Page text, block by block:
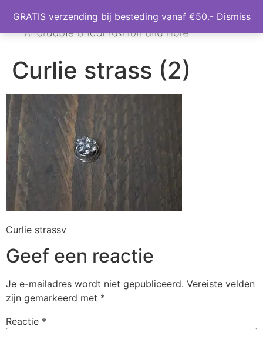
Curlie strass (2)
Curlie strassv
Geef een reactie
Je e-mailadres wordt niet gepubliceerd. Vereiste velden
zijn gemarkeerd met *
Reactie *
GRATIS verzending bij besteding vanaf €50.- Dismiss